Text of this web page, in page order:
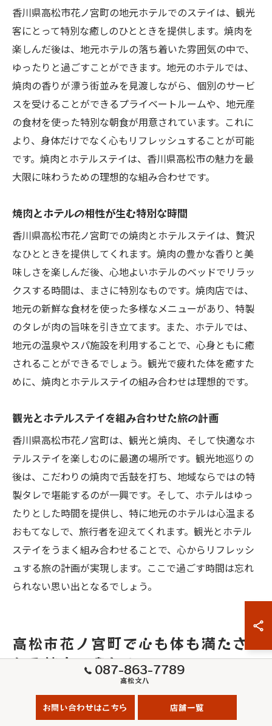
香川県高松市花ノ宮町の地元ホテルでのステイは、観光
客にとって特別な癒しのひとときを提供します。焼肉を
楽しんだ後は、地元ホテルの落ち着いた雰囲気の中で、
ゆったりと過ごすことができます。地元のホテルでは、
焼肉の香りが漂う街並みを見渡しながら、個別のサービ
スを受けることができるプライベートルームや、地元産
の食材を使った特別な朝食が用意されています。これに
より、身体だけでなく心もリフレッシュすることが可能
です。焼肉とホテルステイは、香川県高松市の魅力を最
大限に味わうための理想的な組み合わせです。
焼肉とホテルの相性が生む特別な時間
香川県高松市花ノ宮町での焼肉とホテルステイは、贅沢
なひとときを提供してくれます。焼肉の豊かな香りと美
味しさを楽しんだ後、心地よいホテルのベッドでリラッ
クスする時間は、まさに特別なものです。焼肉店では、
地元の新鮮な食材を使った多様なメニューがあり、特製
のタレが肉の旨味を引き立てます。また、ホテルでは、
地元の温泉やスパ施設を利用することで、心身ともに癒
されることができるでしょう。観光で疲れた体を癒すた
めに、焼肉とホテルステイの組み合わせは理想的です。
観光とホテルステイを組み合わせた旅の計画
香川県高松市花ノ宮町は、観光と焼肉、そして快適なホ
テルステイを楽しむのに最適の場所です。観光地巡りの
後は、こだわりの焼肉で舌鼓を打ち、地域ならではの特
製タレで堪能するのが一興です。そして、ホテルはゆっ
たりとした時間を提供し、特に地元のホテルは心温まる
おもてなしで、旅行者を迎えてくれます。観光とホテル
ステイをうまく組み合わせることで、心からリフレッシ
ュする旅の計画が実現します。ここで過ごす時間は忘れ
られない思い出となるでしょう。
高松市花ノ宮町で心も体も満たさ
れる焼肉の楽しみ
焼肉で満たされる心と体の関係
香川県高松市花ノ宮町での焼肉体験は、ただの食事以上
087-863-7789
高松文八
お問い合わせはこちら 店舗一覧